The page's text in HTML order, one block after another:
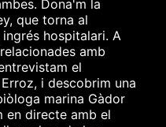
Dona'm la
que torna al
hospitalari. A
amb
el
i descobrim una
marina Gàdor
en directe amb el